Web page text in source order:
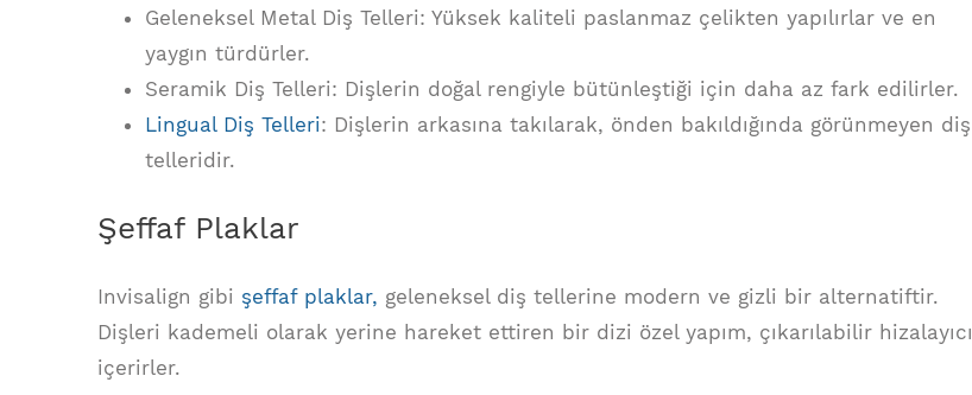
Geleneksel Metal Diş Telleri: Yüksek kaliteli paslanmaz çelikten yapılırlar ve en
yaygın türdürler.
Seramik Diş Telleri: Dişlerin doğal rengiyle bütünleştiği için daha az fark edilirler.
Lingual Diş Telleri: Dişlerin arkasına takılarak, önden bakıldığında görünmeyen diş
telleridir.
Şeffaf Plaklar
Invisalign gibi şeffaf plaklar, geleneksel diş tellerine modern ve gizli bir alternatiftir.
Dişleri kademeli olarak yerine hareket ettiren bir dizi özel yapım, çıkarılabilir hizalayıcı
içerirler.